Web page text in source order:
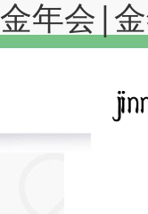
金年会|